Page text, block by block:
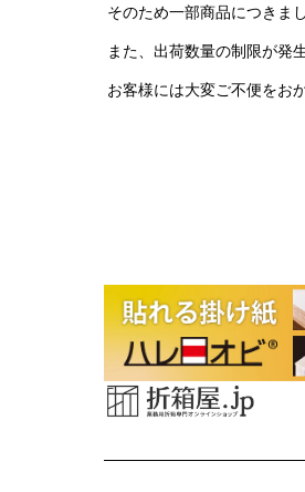
そのため一部商品につきま
また、出荷数量の制限が発
お客様には大変ご不便をお